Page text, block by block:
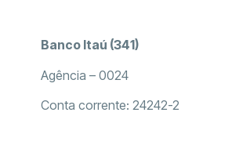
Banco Itaú (341)
Agência – 0024
Conta corrente: 24242-2